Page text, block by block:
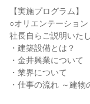
【実施プログラム】
○オリエンテーション
社長自らご説明いた
・建築設備とは？
・金井興業について
・業界について
・仕事の流れ ～建物